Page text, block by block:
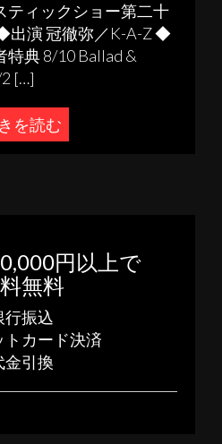
ティックショー第二十
出演 冠徹弥／K-A-Z ◆
特典 8/10 Ballad &
[…]
を読む
円以上で
無料
行振込
トカード決済
金引換